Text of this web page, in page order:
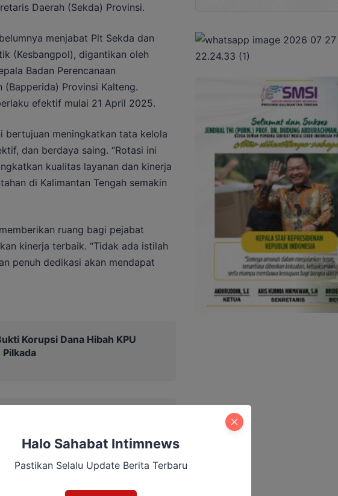
Daerah (Sekda) Provinsi.
menjabat Plt Sekda dan
(Kesbangpol), digantikan oleh
Badan Perencanaan
(Bapperida) Provinsi Kalteng.
efektif mulai 21 April 2025.
bertujuan meningkatkan tata kelola
dan berdaya saing. “Rotasi ini
kualitas layanan dan kinerja
di Kalimantan Tengah semakin
ruang bagi pejabat
kinerja terbaik. “Tidak ada istilah
penuh dedikasi akan mendapat
Korupsi Dana Hibah KPU
Halo Sahabat Intimnews
Pastikan Selalu Update Berita Terbaru